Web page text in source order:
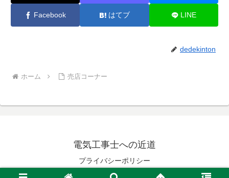
Facebook はてブ LINE
dedekinton
ホーム 売店コーナー
電気工事士への近道
プライバシーポリシー